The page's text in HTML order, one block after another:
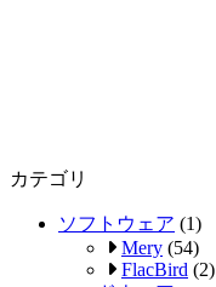
カテゴリ
ソフトウェア (1)
Mery (54)
FlacBird (2)